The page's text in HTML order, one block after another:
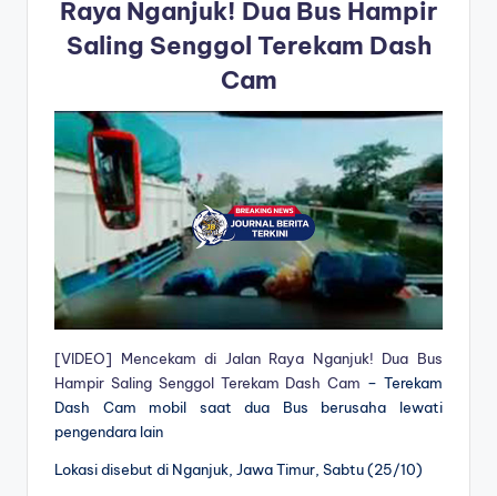
Raya Nganjuk! Dua Bus Hampir
Saling Senggol Terekam Dash
Cam
[VIDEO] Mencekam di Jalan Raya Nganjuk! Dua Bus
Hampir Saling Senggol Terekam Dash Cam – Terekam
Dash Cam mobil saat dua Bus berusaha lewati
pengendara lain
Lokasi disebut di Nganjuk, Jawa Timur, Sabtu (25/10)